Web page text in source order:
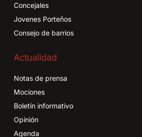
Concejales
Jovenes Porteños
Consejo de barrios
Actualidad
Notas de prensa
Mociones
Boletín informativo
Opinión
Agenda